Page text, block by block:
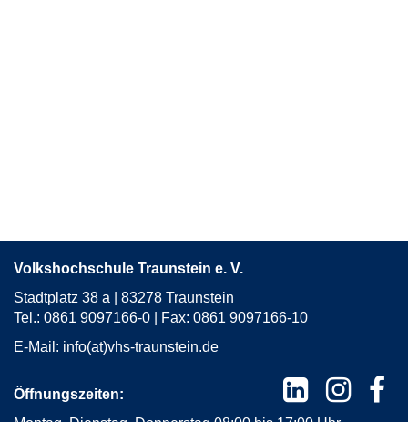
Volkshochschule Traunstein e. V.
Stadtplatz 38 a | 83278 Traunstein
Tel.: 0861 9097166-0 | Fax: 0861 9097166-10
E-Mail: info(at)vhs-traunstein.de
Öffnungszeiten: